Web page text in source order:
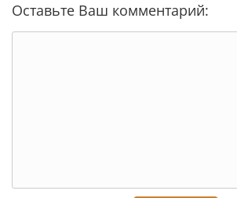
Оставьте Ваш комментарий: